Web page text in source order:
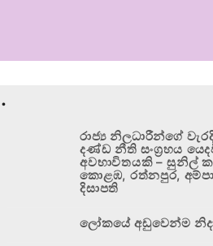
.
රාජ්‍ය නිලධාරීන්ගේ
දණ්ඩ නීති සංග්‍රහය
අවභාවිතයකි – සුනිල්
කොළඹ, රත්නපුර,
දිසාපති
ලෝකයේ අඩුවෙන්ම